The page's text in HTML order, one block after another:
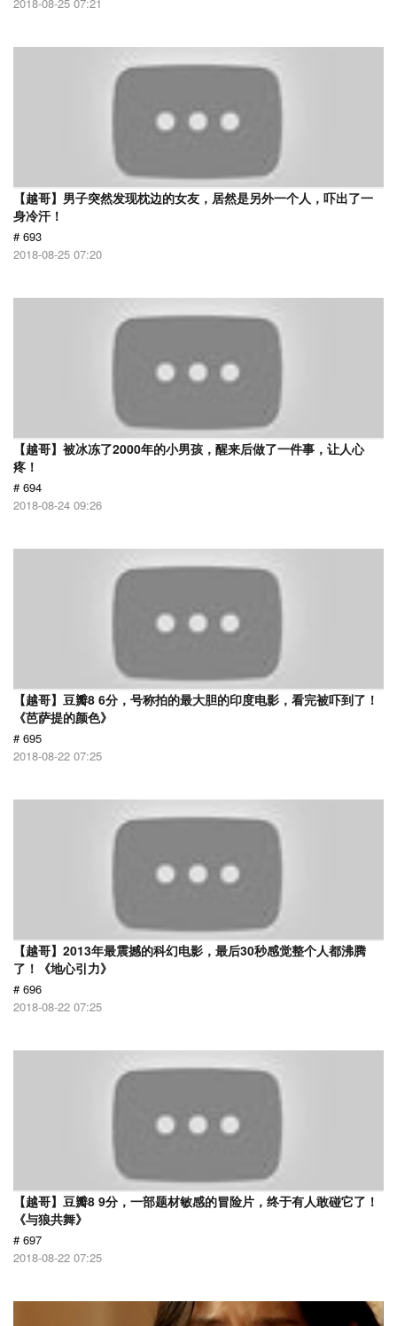
【越哥】男子突然发现枕边的女友，居然是另外一个人，吓出了一
身冷汗！
# 693
2018-08-25 07:20
【越哥】被冰冻了2000年的小男孩，醒来后做了一件事，让人心
疼！
# 694
2018-08-24 09:26
【越哥】豆瓣8 6分，号称拍的最大胆的印度电影，看完被吓到了！
《芭萨提的颜色》
# 695
2018-08-22 07:25
【越哥】2013年最震撼的科幻电影，最后30秒感觉整个人都沸腾
了！《地心引力》
# 696
2018-08-22 07:25
【越哥】豆瓣8 9分，一部题材敏感的冒险片，终于有人敢碰它了！
《与狼共舞》
# 697
2018-08-22 07:25